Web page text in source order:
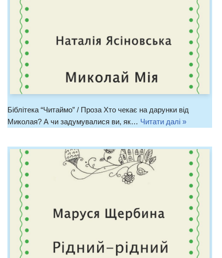
Біблітека “Читаймо” / Проза Хто чекає на дарунки від
Миколая? А чи задумувалися ви, як… Читати далі »